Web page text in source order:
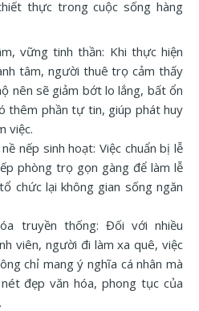
thực trong cuộc sống hàng
vững tinh thần: Khi thực hiện
tâm, người thuê trọ cảm thấy
nên sẽ giảm bớt lo lắng, bất ổn
thêm phần tự tin, giúp phát huy
việc.
nếp sinh hoạt: Việc chuẩn bị lễ
phòng trọ gọn gàng để làm lễ
chức lại không gian sống ngăn
truyền thống: Đối với nhiều
viên, người đi làm xa quê, việc
chỉ mang ý nghĩa cá nhân mà
đẹp văn hóa, phong tục của